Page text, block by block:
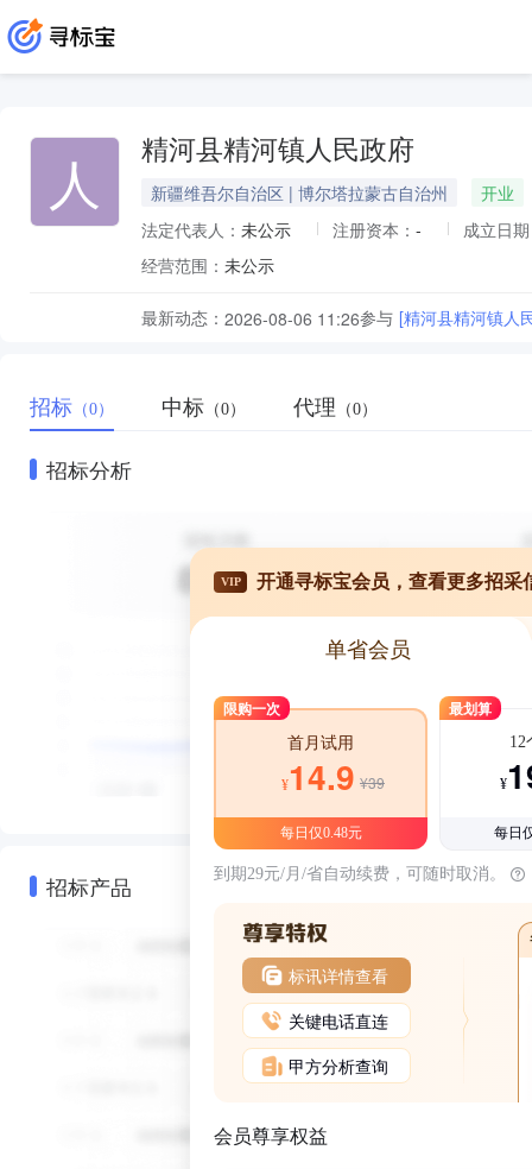
人 精河县精河镇人民政府
新疆维吾尔自治区 | 博尔塔拉蒙古自治州
开业
法定代表人： 未公示 注册资本： -
成立日
经营范围： 未公示
最新动态： 2026-08-06 11:26参与 [精河县精河镇人
招标 （0） 中标 （0） 代理 （0）
招标分析
招标产品
VIP 开通寻标宝会员，查看更多招采
单省会员
限购一次
首月试用
¥14.9 ¥39
每日仅0.48元
最划算
12
¥
每日
到期29元/月/省自动续费，可随时取消。
标讯详情查看
关键电话直连
甲方分析查询
会员尊享权益